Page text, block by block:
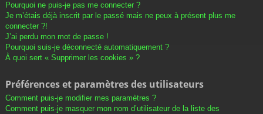
Pourquoi ne puis-je pas me connecter ?
Je m’étais déjà inscrit par le passé mais ne peux à présent plus me
connecter ?!
J’ai perdu mon mot de passe !
Pourquoi suis-je déconnecté automatiquement ?
À quoi sert « Supprimer les cookies » ?
Préférences et paramètres des utilisateurs
Comment puis-je modifier mes paramètres ?
Comment puis-je masquer mon nom d’utilisateur de la liste des